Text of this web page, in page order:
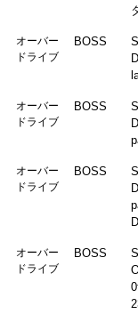
オーバー
ドライブ
BOSS
オーバー
ドライブ
BOSS
オーバー
ドライブ
BOSS
D
オーバー
ドライブ
BOSS